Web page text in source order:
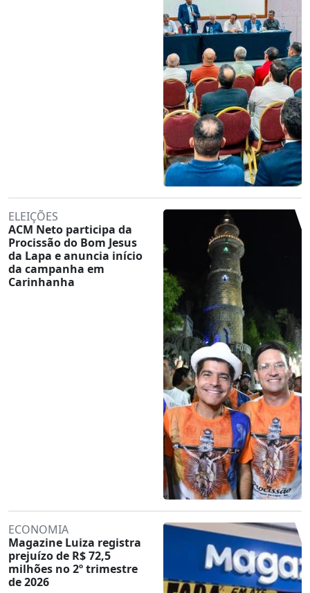
ELEIÇÕES
ACM Neto participa da
Procissão do Bom Jesus
da Lapa e anuncia início
da campanha em
Carinhanha
ECONOMIA
Magazine Luiza registra
prejuízo de R$ 72,5
milhões no 2º trimestre
de 2026